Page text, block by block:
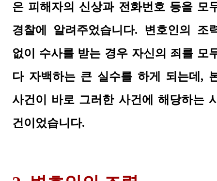
은 피해자의 신상과 전화번호 등을 모
경찰에 알려주었습니다. 변호인의 조
없이 수사를 받는 경우 자신의 죄를 모
다 자백하는 큰 실수를 하게 되는데,
사건이 바로 그러한 사건에 해당하는
건이었습니다.